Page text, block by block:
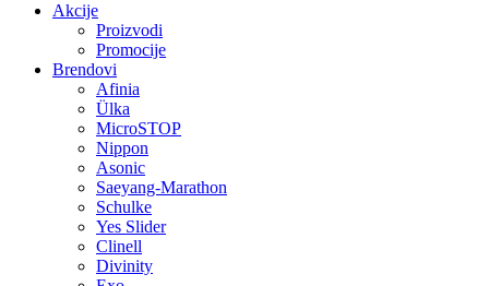
Akcije
Proizvodi
Promocije
Brendovi
Afinia
Ülka
MicroSTOP
Nippon
Asonic
Saeyang-Marathon
Schulke
Yes Slider
Clinell
Divinity